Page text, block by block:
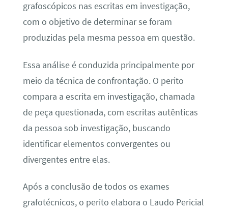
grafoscópicos nas escritas em investigação,
com o objetivo de determinar se foram
produzidas pela mesma pessoa em questão.
Essa análise é conduzida principalmente por
meio da técnica de confrontação. O perito
compara a escrita em investigação, chamada
de peça questionada, com escritas autênticas
da pessoa sob investigação, buscando
identificar elementos convergentes ou
divergentes entre elas.
Após a conclusão de todos os exames
grafotécnicos, o perito elabora o Laudo Pericial